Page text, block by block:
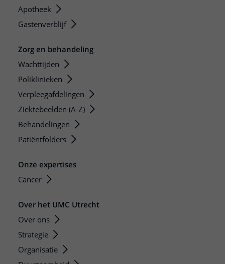
Apotheek
Gastenverblijf
Zorg en behandeling
Wachttijden
Poliklinieken
Verpleegafdelingen
Ziektebeelden (A-Z)
Behandelingen
Patiëntfolders
Onze expertises
Cancer
Over het UMC Utrecht
Over ons
Strategie
Organisatie